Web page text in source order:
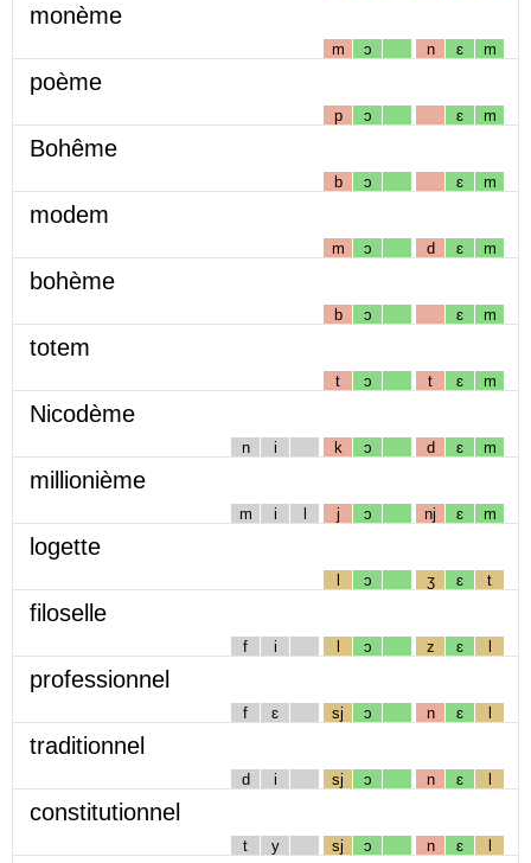
monème
m ɔ n ɛ m
poème
p ɔ ɛ m
Bohême
b ɔ ɛ m
modem
m ɔ d ɛ m
bohème
b ɔ ɛ m
totem
t ɔ t ɛ m
Nicodème
n i k ɔ d ɛ m
millionième
m i l j ɔ nj ɛ m
logette
l ɔ ʒ ɛ t
filoselle
f i l ɔ z ɛ l
professionnel
f ɛ sj ɔ n ɛ l
traditionnel
d i sj ɔ n ɛ l
constitutionnel
t y sj ɔ n ɛ l